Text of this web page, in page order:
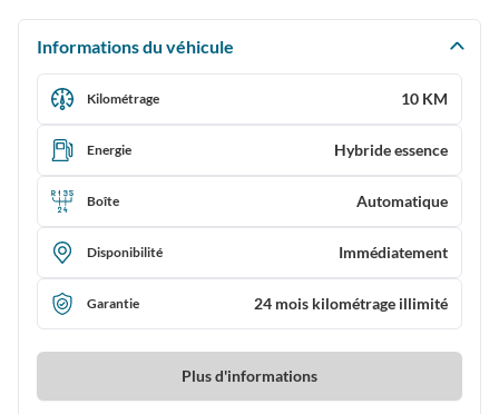
Informations du véhicule
Kilométrage 10 KM
Energie Hybride essence
Boîte Automatique
Disponibilité Immédiatement
Garantie 24 mois kilométrage illimité
Plus d'informations